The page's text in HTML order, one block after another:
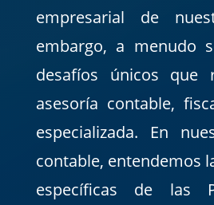
empresarial de
embargo, a menudo
desafíos únicos que
asesoría contable,
especializada. En
contable, entendemos
específicas de las